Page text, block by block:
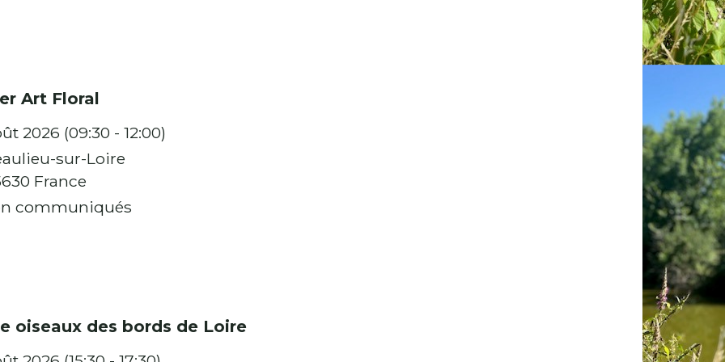
Art Floral
2026 (09:30 - 12:00)
sur-Loire
France
communiqués
oiseaux des bords de Loire